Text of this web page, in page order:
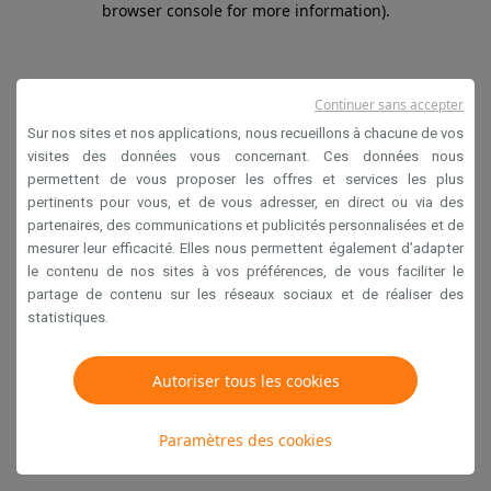
browser console for more information).
Sur nos sites et nos applications, nous recueillons à chacune de vos
visites des données vous concernant. Ces données nous
permettent de vous proposer les offres et services les plus
pertinents pour vous, et de vous adresser, en direct ou via des
partenaires, des communications et publicités personnalisées et de
mesurer leur efficacité. Elles nous permettent également d’adapter
le contenu de nos sites à vos préférences, de vous faciliter le
partage de contenu sur les réseaux sociaux et de réaliser des
statistiques.
Autoriser tous les cookies
Paramètres des cookies
Continuer sans accepter